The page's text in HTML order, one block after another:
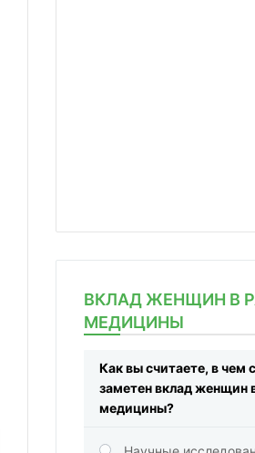
ВКЛАД ЖЕНЩИН В
МЕДИЦИНЫ
Как вы считаете, в чем
заметен вклад женщин
медицины?